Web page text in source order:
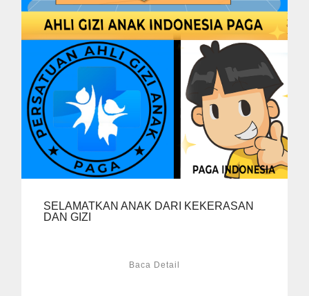
SELAMATKAN ANAK DARI KEKERASAN
DAN GIZI
Baca Detail